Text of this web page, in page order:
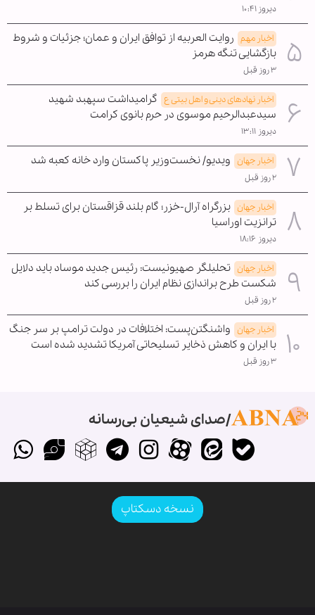
دیروز ۱۰:۴۱
اخبار مهم روایت العربیه از توافق ایران و عمان؛ جزئیات و شروط
بازگشایی تنگه هرمز
۳ روز قبل
اخبار نهادهای دینی و اهل بیتی ع گرامیداشت سپهبد شهید
سیدعبدالرحیم موسوی در حرم بانوی کرامت
دیروز ۱۳:۱۱
اخبار جهان ویدیو/ نخست‌وزیر پاکستان وارد خانه کعبه شد
۲ روز قبل
اخبار جهان بزرگراه آرال-خزر؛ گام بلند قزاقستان برای تسلط بر
ترانزیت اوراسیا
دیروز ۱۸:۱۶
اخبار جهان تحلیلگر صهیونیست: رئیس جدید موساد باید دلایل
شکست طرح براندازی نظام ایران را بررسی کند
۲ روز قبل
اخبار جهان واشنگتن‌پست: اختلافات در دولت ترامپ بر سر جنگ
با ایران و کاهش ذخایر تسلیحاتی آمریکا تشدید شده است
۳ روز قبل
صدای شیعیان بی‌رسانه
نسخه دسکتاپ